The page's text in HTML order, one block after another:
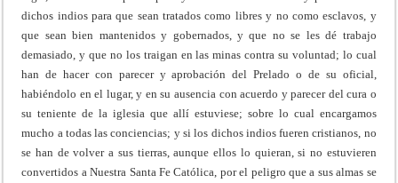
dichos indios para que sean tratados como libres y no como esclavos, y
que sean bien mantenidos y gobernados, y que no se les dé trabajo
demasiado, y que no los traigan en las minas contra su voluntad; lo cual
han de hacer con parecer y aprobación del Prelado o de su oficial,
habiéndolo en el lugar, y en su ausencia con acuerdo y parecer del cura o
su teniente de la iglesia que allí estuviese; sobre lo cual encargamos
mucho a todas las conciencias; y si los dichos indios fueren cristianos, no
se han de volver a sus tierras, aunque ellos lo quieran, si no estuvieren
convertidos a Nuestra Santa Fe Católica, por el peligro que a sus almas se